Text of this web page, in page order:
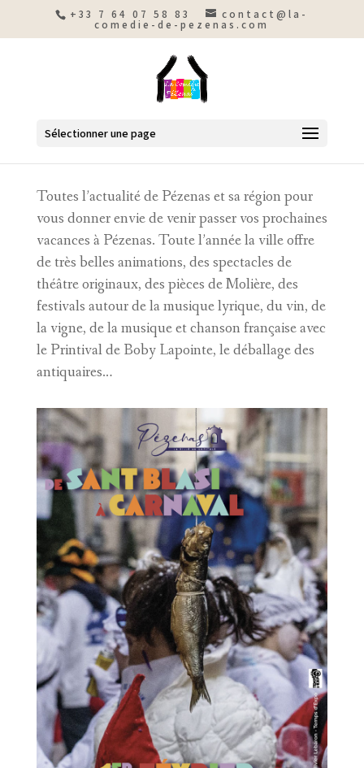
+33 7 64 07 58 83 contact@la-
comedie-de-pezenas.com
Sélectionner une page
Toutes l’actualité de Pézenas et sa région pour
vous donner envie de venir passer vos prochaines
vacances à Pézenas. Toute l’année la ville offre
de très belles animations, des spectacles de
théâtre originaux, des pièces de Molière, des
festivals autour de la musique lyrique, du vin, de
la vigne, de la musique et chanson française avec
le Printival de Boby Lapointe, le déballage des
antiquaires…